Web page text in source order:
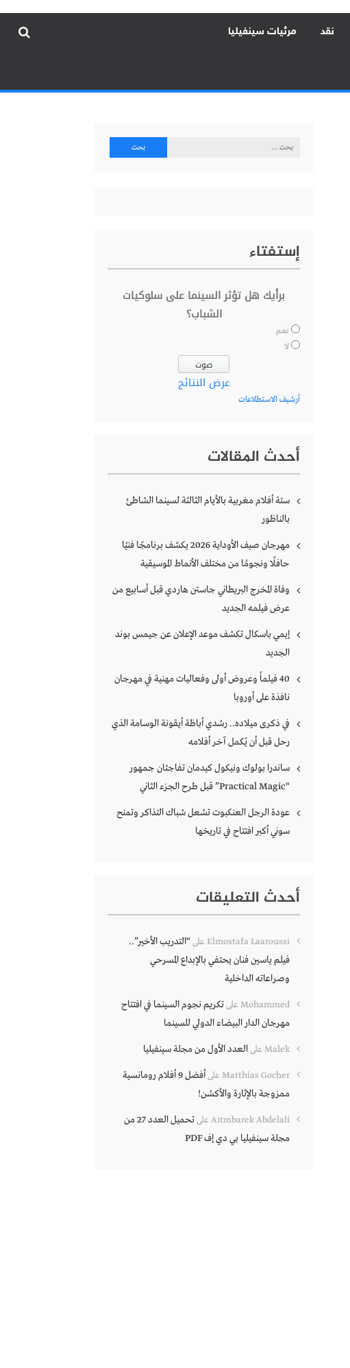
نقد مرئيات سينفيليا
البحث
إستفتاء
برأيك هل تؤثر السينما على سلوكيات
الشباب؟
نعم
لا
عرض النتائج
أرشيف الاستطلاعات
أحدث المقالات
ستة أفلام مغربية بالأيام الثالثة لسينما الشاطئ
بالناظور
مهرجان صيف الأوداية 2026 يكشف برنامجًا فنيًا
حافلًا ونجومًا من مختلف الأنماط الموسيقية
وفاة المخرج البريطاني جاستن هاردي قبل أسابيع من
عرض فيلمه الجديد
إيمي باسكال تكشف موعد الإعلان عن جيمس بوند
الجديد
40 فيلماً وعروض أولى وفعاليات مهنية في مهرجان
نافذة على أوروبا
في ذكرى ميلاده.. رشدي أباظة أيقونة الوسامة الذي
رحل قبل أن يُكمل آخر أفلامه
ساندرا بولوك ونيكول كيدمان تفاجئان جمهور
“Practical Magic” قبل طرح الجزء الثاني
عودة الرجل العنكبوت تشعل شباك التذاكر وتمنح
سوني أكبر افتتاح في تاريخها
أحدث التعليقات
Elmostafa Laaroussi على“التدريب الأخير”..
فيلم ياسين فنان يحتفي بالإبداع المسرحي
وصراعاته الداخلية
Mohammed علىتكريم نجوم السينما في افتتاح
مهرجان الدار البيضاء الدولي للسينما
Malek علىالعدد الأول من مجلة سينفيليا
Matthias Gocher على
أفضل 9 أفلام رومانسية
ممزوجة بالإثارة والأكشن!
Aitmbarek Abdelali على
تحميل العدد 27 من
مجلة سينفيليا بي دي إف PDF